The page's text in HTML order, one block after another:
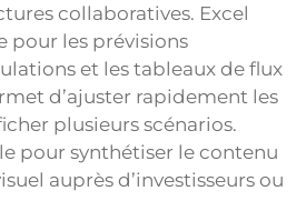
collaboratives. Excel
pour les prévisions
et les tableaux de flux
d’ajuster rapidement les
plusieurs scénarios.
pour synthétiser le contenu
auprès d’investisseurs ou